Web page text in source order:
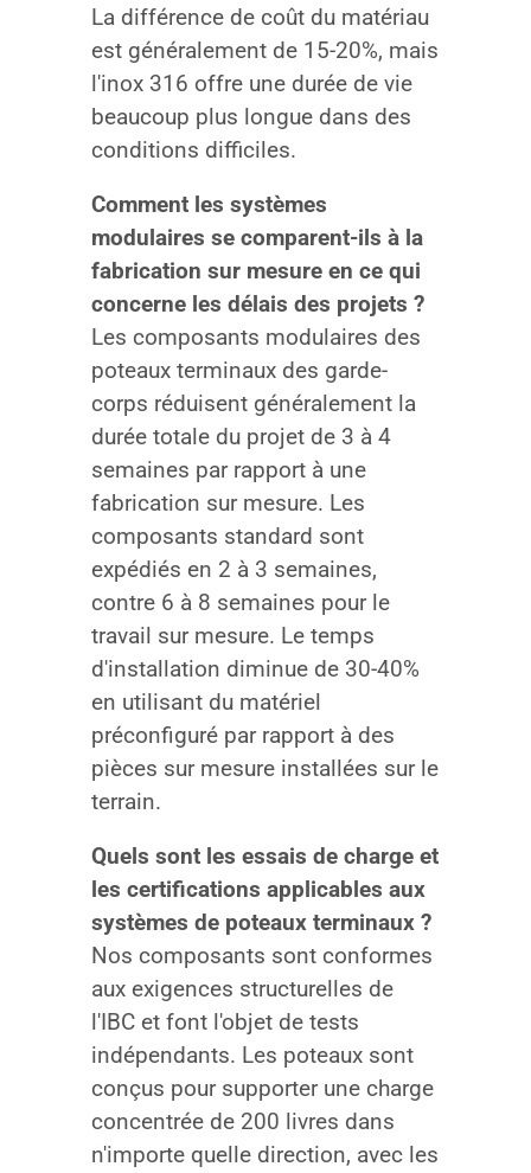
La différence de coût du matériau
est généralement de 15-20%, mais
l'inox 316 offre une durée de vie
beaucoup plus longue dans des
conditions difficiles.
Comment les systèmes
modulaires se comparent-ils à la
fabrication sur mesure en ce qui
concerne les délais des projets ?
Les composants modulaires des
poteaux terminaux des garde-
corps réduisent généralement la
durée totale du projet de 3 à 4
semaines par rapport à une
fabrication sur mesure. Les
composants standard sont
expédiés en 2 à 3 semaines,
contre 6 à 8 semaines pour le
travail sur mesure. Le temps
d'installation diminue de 30-40%
en utilisant du matériel
préconfiguré par rapport à des
pièces sur mesure installées sur le
terrain.
Quels sont les essais de charge et
les certifications applicables aux
systèmes de poteaux terminaux ?
Nos composants sont conformes
aux exigences structurelles de
l'IBC et font l'objet de tests
indépendants. Les poteaux sont
conçus pour supporter une charge
concentrée de 200 livres dans
n'importe quelle direction, avec les